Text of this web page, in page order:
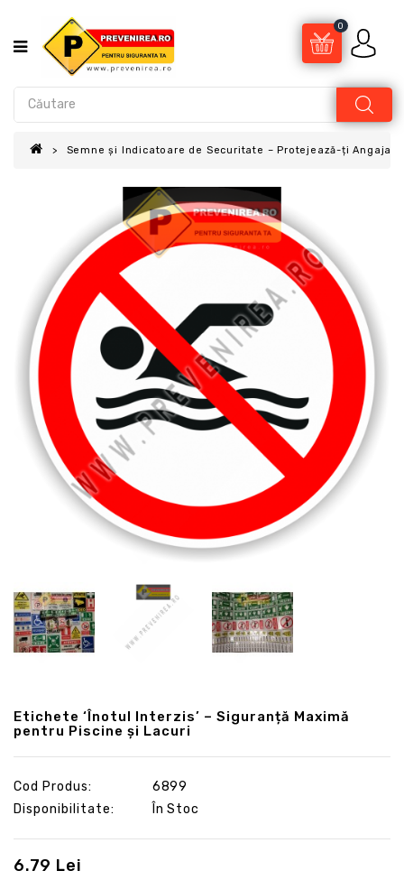
0
Semne și Indicatoare de Securitate – Protejează-ți
Etichete ‘Înotul Interzis’ – Siguranță Maximă
pentru Piscine și Lacuri
Cod Produs:
6899
Disponibilitate:
În Stoc
6.79 Lei